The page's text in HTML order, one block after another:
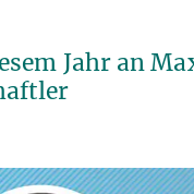
Jahr an